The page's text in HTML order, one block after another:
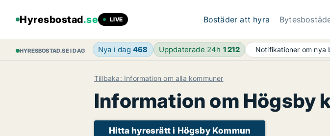
Hyresbostad.se LIVE Bostäder att hyra
HYRESBOSTAD.SE I DAG Nya i dag 468 Uppdaterade 24h 1 212 Notifikationer om nya
Tillbaka: Information om alla kommuner
Information om Högsby
Hitta hyresrätt i Högsby Kommun